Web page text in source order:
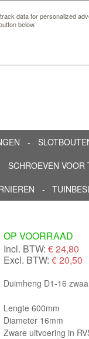
data for personalized
below.
SCHROEVEN
OP VOORRAAD
Incl. BTW: €24,80
Excl. BTW: € 20,50
Duimheng D1-16
Lengte 600mm
Diameter 16mm
Zware uitvoering in